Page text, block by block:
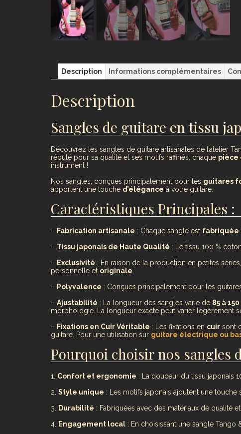
Description Informations complémentaires
Description
Sangles de guitare en tissu
Découvrez les sangles de guitare artisanales de l’atelier
réputé pour sa qualité et ses motifs raffinés, chaque pièce
instrument !
Nos sangles, conçues principalement pour les guitares
apportent une touche d’élégance à votre guitare.
Caractéristiques Principales :
– Fabrication artisanale : Chaque sangle est fabriquée
– Tissu japonais de Haute Qualité : Le tissu 100 %
– Exclusivité : En raison de la production en petites
personnelle et originale.
– Polyvalence : Conçues principalement pour les
– Ajustabilité : La longueur des sangles varie de 85 à
morphologie. La longueur exacte peut varier légèrement
– Fixations en Cuir Véritable : Les fixations en cuir sont
guitare. Pour une utilisation sur guitare électrique ou
Pourquoi choisir nos sangles
1. Confort et ergonomie : La douceur du tissu japonais
2. Style unique : Les motifs japonais ajoutent une
3. Durabilité : Fabriquées avec des matériaux de qualité
4. Engagement local : En choisissant une sangle Tango